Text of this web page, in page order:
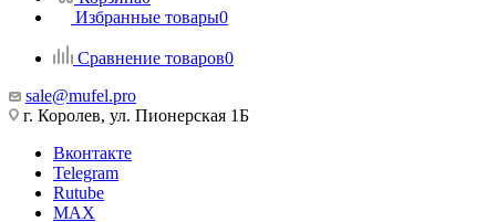
Избранные товары0
Сравнение товаров0
sale@mufel.pro
г. Королев, ул. Пионерская 1Б
Вконтакте
Telegram
Rutube
MAX